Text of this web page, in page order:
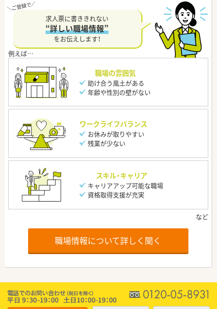
求人票に書ききれない
“詳しい職場情報”
をお伝えします！
職場の雰囲気
助け合う風土がある
年齢や性別の壁がない
ワークライフバランス
お休みが取りやすい
残業が少ない
スキル・キャリア
キャリアアップ可能な職場
資格取得支援が充実
職場情報について詳しく聞く